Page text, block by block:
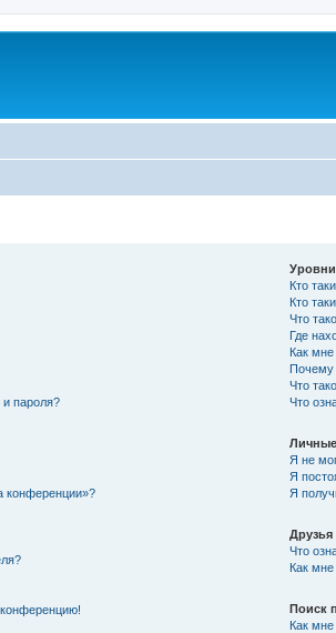
пароля?
конференции»?
Кто
Кто
Что
Где
Как
Почему
Что
Что
Я не
Я
Я
Друзья
Что
Как мне
Поиск
Как